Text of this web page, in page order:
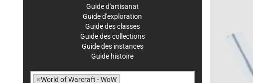
Guide d'artisanat
Guide d'exploration
Guide des classes
Guide des collections
Guide des instances
Guide histoire
×World of Warcraft - WoW